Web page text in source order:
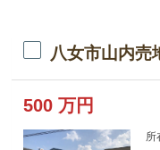
八女市山内売
500万円
所